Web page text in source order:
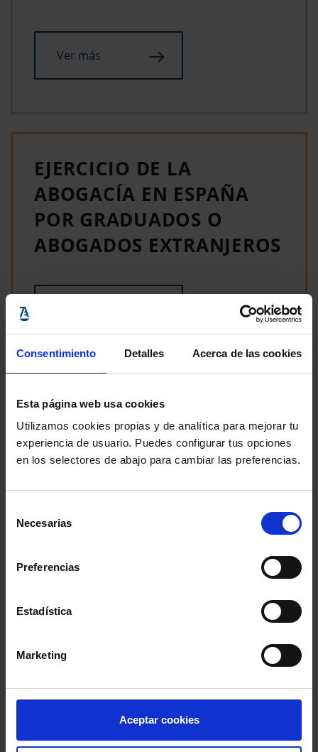
Consentimiento Detalles Acerca de las cookies
Esta página web usa cookies
Utilizamos cookies propias y de analítica para mejorar tu
experiencia de usuario. Puedes configurar tus opciones
en los selectores de abajo para cambiar las preferencias.
Necesarias
Preferencias
Estadística
Marketing
Aceptar cookies
Ver más
EJERCICIO DE LA
ABOGACÍA EN ESPAÑA
POR GRADUADOS O
ABOGADOS EXTRANJEROS
Ejercicio de la Abogacía
por nacionalidades de un
UE/EEE con título
profesional